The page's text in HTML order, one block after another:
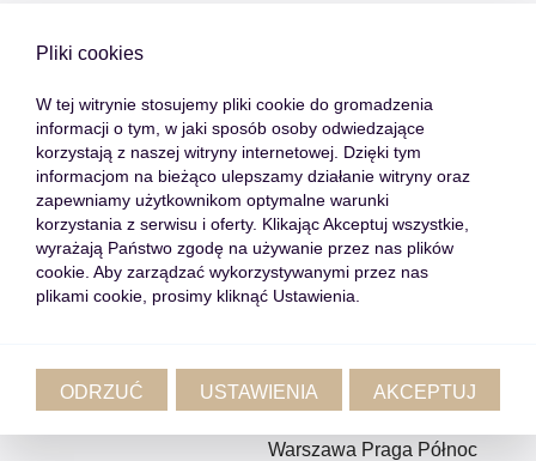
Domy
Lokale
Rynek pierwotny
Oferty off market
Nieruchomości w Polsce
Mieszkanie sprzedaż
Warszawa
Mieszkanie sprzedaż Kraków
Mieszkanie wynajem
Warszawa Śródmieście
Mieszkanie wynajem
Warszawa Wola
Mieszkanie wynajem
Warszawa Praga Południe
Warszawa Praga Północ
Pliki cookies
W tej witrynie stosujemy pliki cookie do gromadzenia
informacji o tym, w jaki sposób osoby odwiedzające
korzystają z naszej witryny internetowej. Dzięki tym
informacjom na bieżąco ulepszamy działanie witryny oraz
zapewniamy użytkownikom optymalne warunki
korzystania z serwisu i oferty. Klikając Akceptuj wszystkie,
wyrażają Państwo zgodę na używanie przez nas plików
cookie. Aby zarządzać wykorzystywanymi przez nas
plikami cookie, prosimy kliknąć Ustawienia.
ODRZUĆ USTAWIENIA AKCEPTUJ